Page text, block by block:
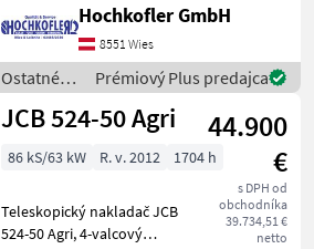
Kubota Kotor (auf 36PS
einstellbar) - 20km/h
Hydrostat - Euroaufnahme
mit hydr.
Hochkofler GmbH
8551 Wies
Ostatné
poľnohospodárske
silové
JCB
Prémiový Plus predajca
JCB 524-50 Agri
44.900
€
s DPH od
obchodníka
39.734,51 €
netto
86 kS/63 kW R. v. 2012 1704 h
Teleskopický nakladač JCB
524-50 Agri, 4-valcový